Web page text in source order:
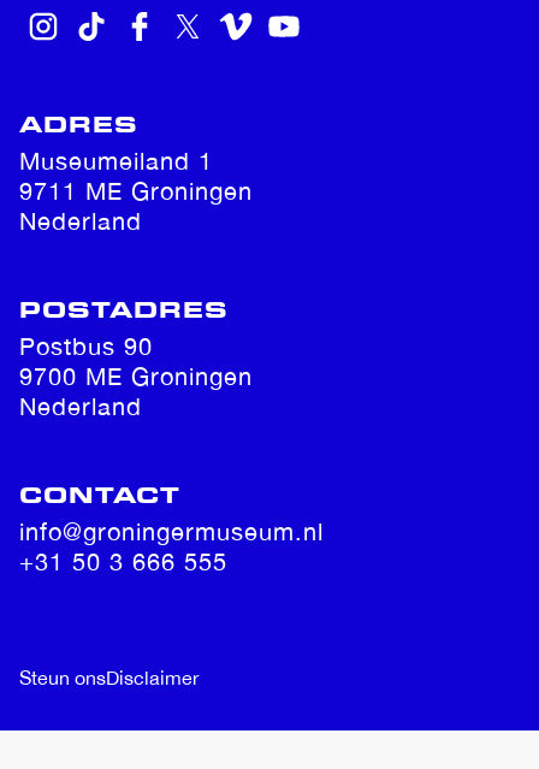
ADRES
Museumeiland 1
9711 ME Groningen
Nederland
POSTADRES
Postbus 90
9700 ME Groningen
Nederland
CONTACT
info@groningermuseum.nl
+31 50 3 666 555
Steun onsDisclaimer